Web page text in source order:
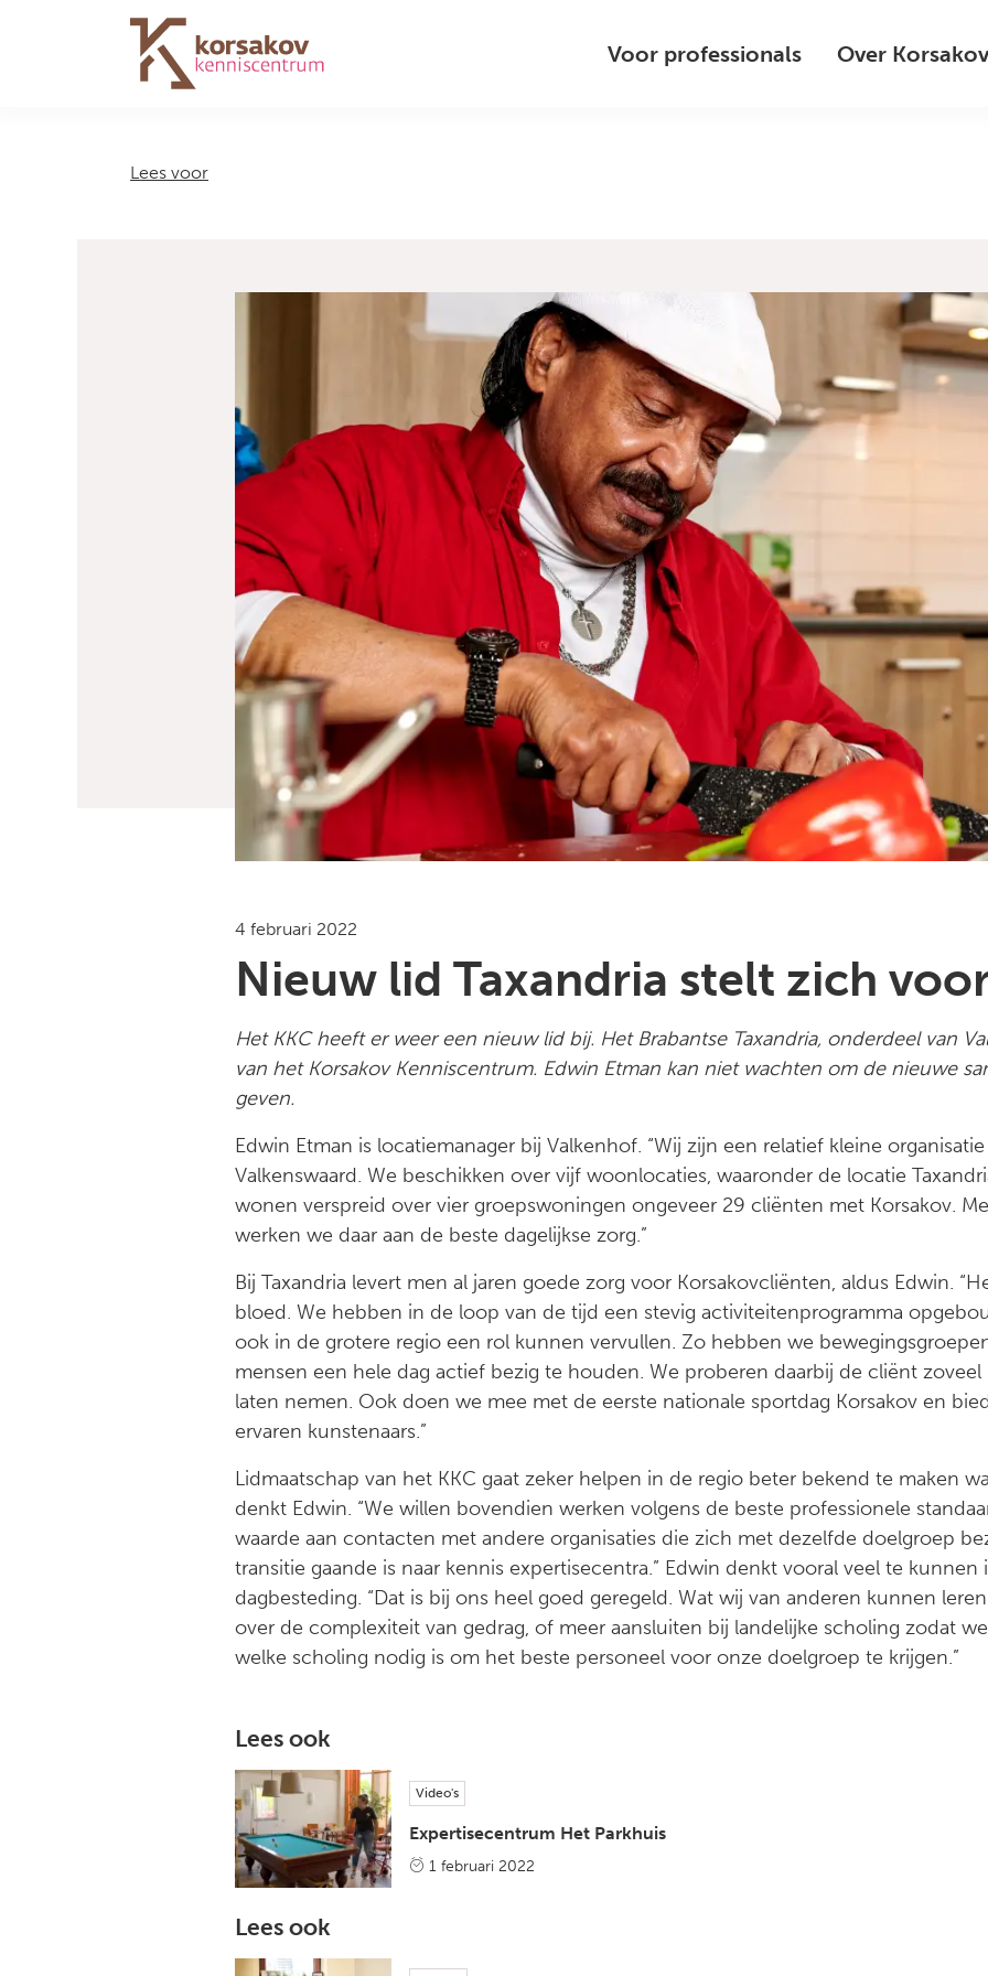
Navigation Voor professionals Over Korsakov
Lees voor
4 februari 2022
Nieuw lid Taxandria stelt zich
Het KKC heeft er weer een nieuw lid bij. Het Brabantse Taxandria, onderdeel van
van het Korsakov Kenniscentrum. Edwin Etman kan niet wachten om de nieuwe
geven.
Edwin Etman is locatiemanager bij Valkenhof. “Wij zijn een relatief kleine
Valkenswaard. We beschikken over vijf woonlocaties, waaronder de locatie
wonen verspreid over vier groepswoningen ongeveer 29 cliënten met Korsakov.
werken we daar aan de beste dagelijkse zorg.”
Bij Taxandria levert men al jaren goede zorg voor Korsakovcliënten, aldus Edwin.
bloed. We hebben in de loop van de tijd een stevig activiteitenprogramma
ook in de grotere regio een rol kunnen vervullen. Zo hebben we
mensen een hele dag actief bezig te houden. We proberen daarbij de cliënt
laten nemen. Ook doen we mee met de eerste nationale sportdag Korsakov en
ervaren kunstenaars.”
Lidmaatschap van het KKC gaat zeker helpen in de regio beter bekend te maken
denkt Edwin. “We willen bovendien werken volgens de beste professionele
waarde aan contacten met andere organisaties die zich met dezelfde doelgroep
transitie gaande is naar kennis expertisecentra.” Edwin denkt vooral veel te
dagbesteding. “Dat is bij ons heel goed geregeld. Wat wij van anderen kunnen
over de complexiteit van gedrag, of meer aansluiten bij landelijke scholing zodat
welke scholing nodig is om het beste personeel voor onze doelgroep te krijgen.”
Lees ook
Video's
Expertisecentrum Het Parkhuis
1 februari 2022
Lees ook